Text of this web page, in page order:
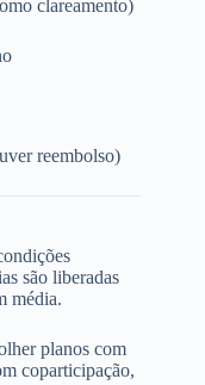
clareamento)
reembolso)
são liberadas
média.
planos com
coparticipação,